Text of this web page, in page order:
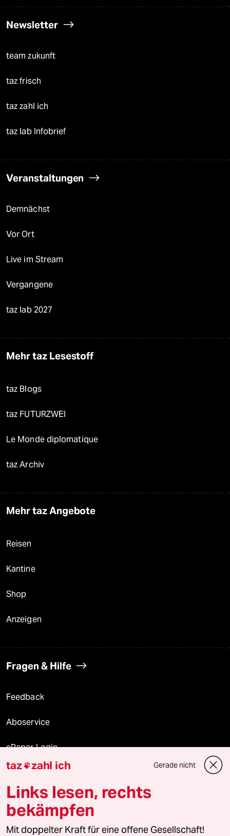
Newsletter
team zukunft
taz frisch
taz zahl ich
taz lab Infobrief
Veranstaltungen
Demnächst
Vor Ort
Live im Stream
Vergangene
taz lab 2027
Mehr taz Lesestoff
taz Blogs
taz FUTURZWEI
Le Monde diplomatique
taz Archiv
Mehr taz Angebote
Reisen
Kantine
Shop
Anzeigen
Fragen & Hilfe
Feedback
Aboservice
ePaper Login
Downloads für Abonnierende
© 2026 taz Verlags und Vertriebs GmbH
Alle Rechte vorbehalten. Bei rechtlichen Fragen oder für Genehmigungen
taz zahl ich Gerade nicht
Links lesen, rechts
bekämpfen
Mit doppelter Kraft für eine offene Gesellschaft!